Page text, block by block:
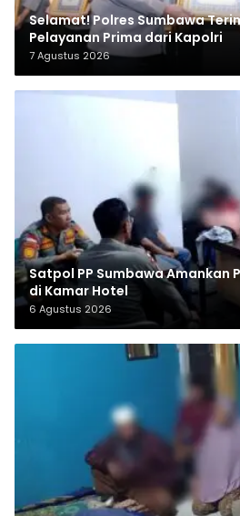
Selamat! Polres Sumbawa
Pelayanan Prima dari Kapolri
7 Agustus 2026
Satpol PP Sumbawa Amankan
di Kamar Hotel
6 Agustus 2026